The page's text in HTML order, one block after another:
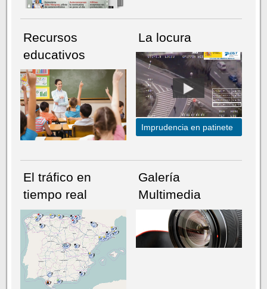
NÚMERO ACTUALHEMEROTECA
Recursos
educativos
La locura
Imprudencia en patinete
El tráfico en
tiempo real
Galería
Multimedia